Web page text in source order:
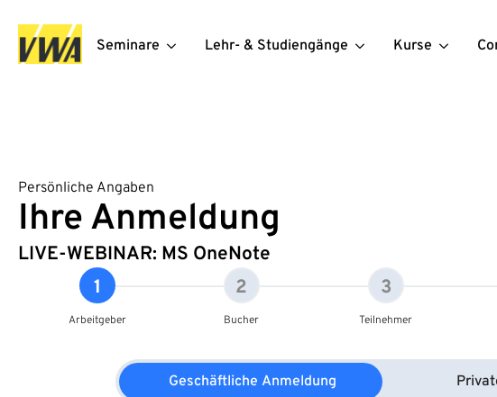
Seminare Lehr- & Studiengänge Kurse
Persönliche Angaben
Ihre Anmeldung
LIVE-WEBINAR: MS OneNote
1
Arbeitgeber
2
Bucher
3
Teilnehmer
Geschäftliche Anmeldung